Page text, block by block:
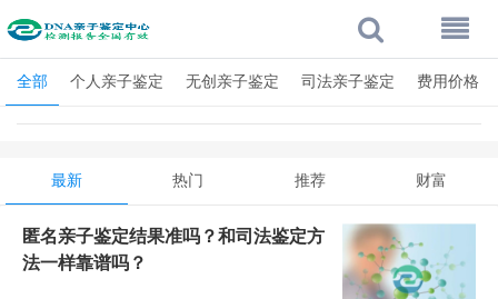
全部 个人亲子鉴定 无创亲子鉴定 司法亲子鉴定 费用价格
最新 热门 推荐 财富
匿名亲子鉴定结果准吗？和司法鉴定方
法一样靠谱吗？